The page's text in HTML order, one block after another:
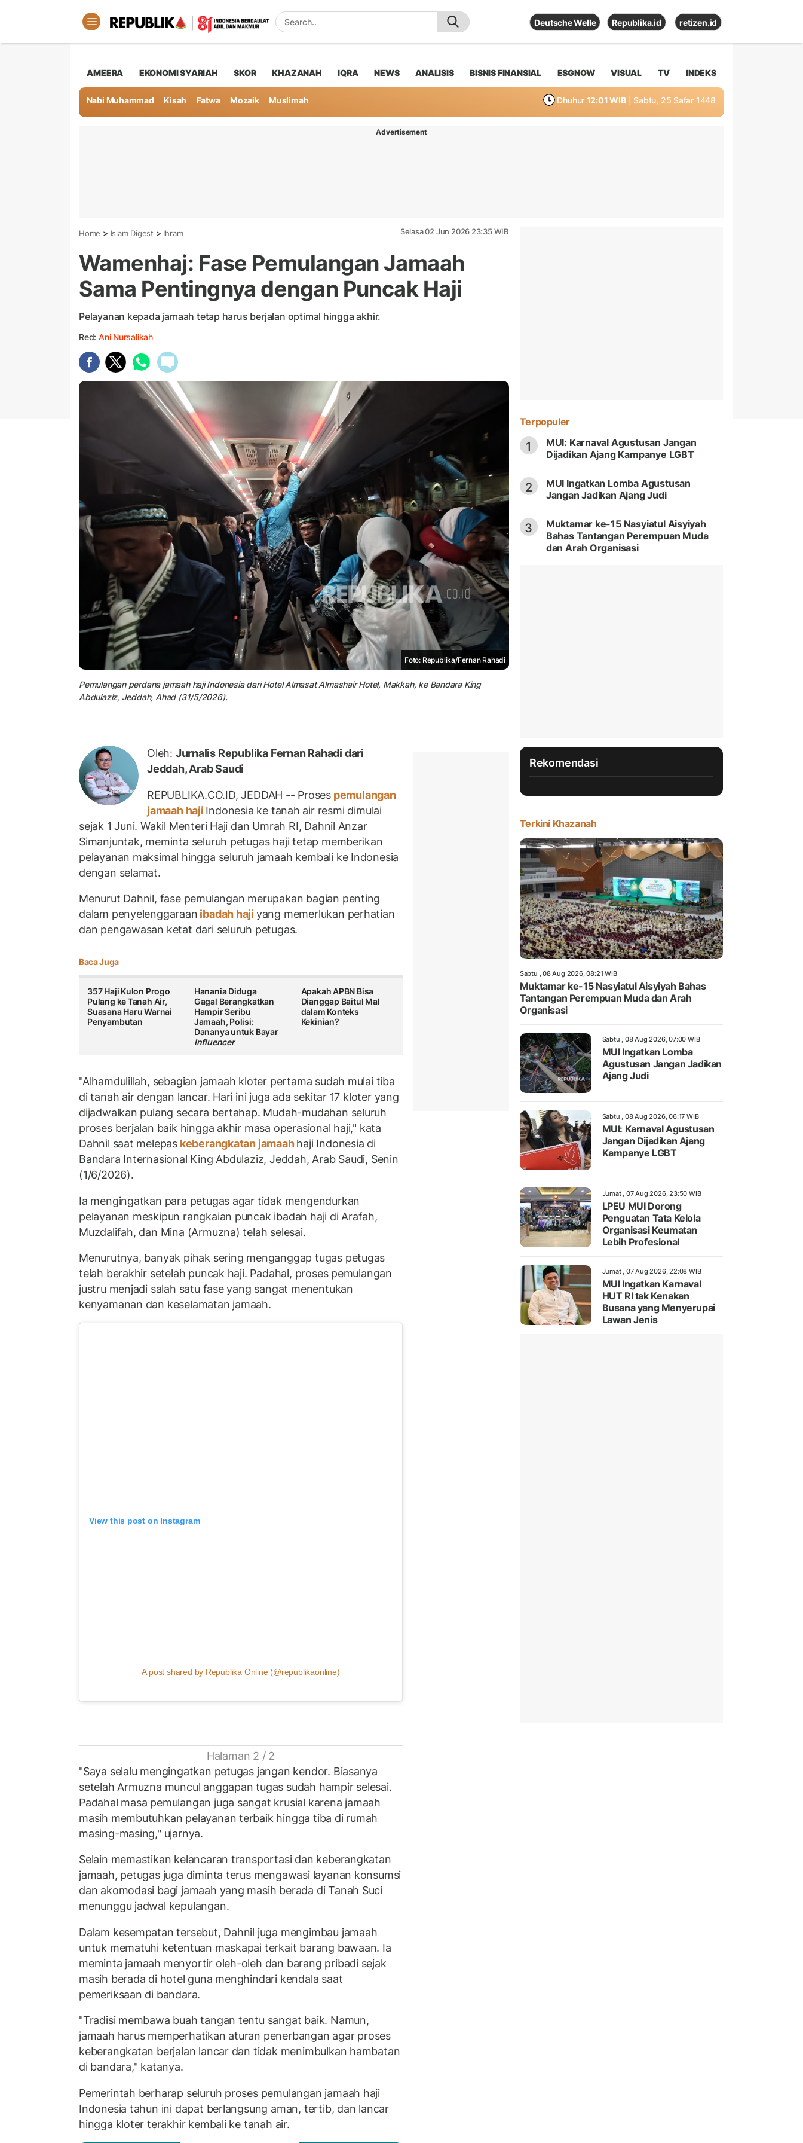
Deutsche Welle Republika.id retizen.id
AMEERA EKONOMI SYARIAH SKOR KHAZANAH IQRA NEWS ANALISIS BISNIS FINANSIAL ESGNOW VISUAL TV INDEKS
Nabi Muhammad Kisah Fatwa Mozaik Muslimah Dhuhur 12:01 WIB | Sabtu, 25 Safar 1448
Advertisement
Home > Islam Digest > Ihram Selasa 02 Jun 2026 23:35 WIB
Wamenhaj: Fase Pemulangan Jamaah
Sama Pentingnya dengan Puncak Haji
Pelayanan kepada jamaah tetap harus berjalan optimal hingga akhir.
Red: Ani Nursalikah
Foto: Republika/Fernan Rahadi
Pemulangan perdana jamaah haji Indonesia dari Hotel Almasat Almashair Hotel, Makkah, ke Bandara King
Abdulaziz, Jeddah, Ahad (31/5/2026).
Oleh: Jurnalis Republika Fernan Rahadi dari
Jeddah, Arab Saudi
REPUBLIKA.CO.ID, JEDDAH -- Proses pemulangan
jamaah haji Indonesia ke tanah air resmi dimulai
sejak 1 Juni. Wakil Menteri Haji dan Umrah RI, Dahnil Anzar
Simanjuntak, meminta seluruh petugas haji tetap memberikan
pelayanan maksimal hingga seluruh jamaah kembali ke Indonesia
dengan selamat.
Menurut Dahnil, fase pemulangan merupakan bagian penting
dalam penyelenggaraan ibadah haji yang memerlukan perhatian
dan pengawasan ketat dari seluruh petugas.
Baca Juga
357 Haji Kulon Progo
Pulang ke Tanah Air,
Suasana Haru Warnai
Penyambutan
Hanania Diduga
Gagal Berangkatkan
Hampir Seribu
Jamaah, Polisi:
Dananya untuk Bayar
Influencer
Apakah APBN Bisa
Dianggap Baitul Mal
dalam Konteks
Kekinian?
"Alhamdulillah, sebagian jamaah kloter pertama sudah mulai tiba
di tanah air dengan lancar. Hari ini juga ada sekitar 17 kloter yang
dijadwalkan pulang secara bertahap. Mudah-mudahan seluruh
proses berjalan baik hingga akhir masa operasional haji," kata
Dahnil saat melepas keberangkatan jamaahhaji Indonesia di
Bandara Internasional King Abdulaziz, Jeddah, Arab Saudi, Senin
(1/6/2026).
Ia mengingatkan para petugas agar tidak mengendurkan
pelayanan meskipun rangkaian puncak ibadah haji di Arafah,
Muzdalifah, dan Mina (Armuzna) telah selesai.
Menurutnya, banyak pihak sering menganggap tugas petugas
telah berakhir setelah puncak haji. Padahal, proses pemulangan
justru menjadi salah satu fase yang sangat menentukan
kenyamanan dan keselamatan jamaah.
View this post on Instagram
A post shared by Republika Online (@republikaonline)
Halaman 2 / 2
"Saya selalu mengingatkan petugas jangan kendor. Biasanya
setelah Armuzna muncul anggapan tugas sudah hampir selesai.
Padahal masa pemulangan juga sangat krusial karena jamaah
masih membutuhkan pelayanan terbaik hingga tiba di rumah
masing-masing," ujarnya.
Selain memastikan kelancaran transportasi dan keberangkatan
jamaah, petugas juga diminta terus mengawasi layanan konsumsi
dan akomodasi bagi jamaah yang masih berada di Tanah Suci
menunggu jadwal kepulangan.
Dalam kesempatan tersebut, Dahnil juga mengimbau jamaah
untuk mematuhi ketentuan maskapai terkait barang bawaan. Ia
meminta jamaah menyortir oleh-oleh dan barang pribadi sejak
masih berada di hotel guna menghindari kendala saat
pemeriksaan di bandara.
"Tradisi membawa buah tangan tentu sangat baik. Namun,
jamaah harus memperhatikan aturan penerbangan agar proses
keberangkatan berjalan lancar dan tidak menimbulkan hambatan
di bandara," katanya.
Pemerintah berharap seluruh proses pemulangan jamaah haji
Indonesia tahun ini dapat berlangsung aman, tertib, dan lancar
hingga kloter terakhir kembali ke tanah air.
Terpopuler
1
MUI: Karnaval Agustusan Jangan
Dijadikan Ajang Kampanye LGBT
2
MUI Ingatkan Lomba Agustusan
Jangan Jadikan Ajang Judi
3
Muktamar ke-15 Nasyiatul Aisyiyah
Bahas Tantangan Perempuan Muda
dan Arah Organisasi
Rekomendasi
Terkini Khazanah
Sabtu , 08 Aug 2026, 08:21 WIB
Muktamar ke-15 Nasyiatul Aisyiyah Bahas
Tantangan Perempuan Muda dan Arah
Organisasi
Sabtu , 08 Aug 2026, 07:00 WIB
MUI Ingatkan Lomba
Agustusan Jangan Jadikan
Ajang Judi
Sabtu , 08 Aug 2026, 06:17 WIB
MUI: Karnaval Agustusan
Jangan Dijadikan Ajang
Kampanye LGBT
Jumat , 07 Aug 2026, 23:50 WIB
LPEU MUI Dorong
Penguatan Tata Kelola
Organisasi Keumatan
Lebih Profesional
Jumat , 07 Aug 2026, 22:08 WIB
MUI Ingatkan Karnaval
HUT RI tak Kenakan
Busana yang Menyerupai
Lawan Jenis